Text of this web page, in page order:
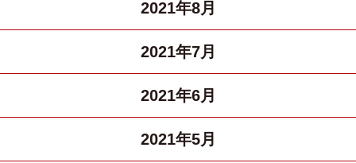
2021年8月
2021年7月
2021年6月
2021年5月